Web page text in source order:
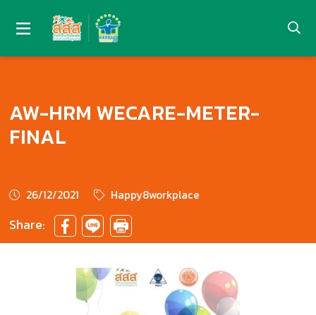
AW-HRM WECARE-METER-
FINAL
26/12/2021 Happy8workplace
Share: